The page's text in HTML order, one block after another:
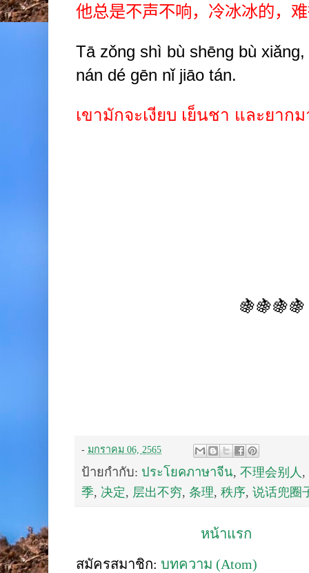
他总是不声不响，冷冰冰的，
Tā zǒng shì bù shēng bù
nán dé gēn nǐ jiāo tán.
เขามักจะเงียบ เย็นชา และยา
🍇🍇🍇🍇
- มกราคม 06, 2565
ป้ายกำกับ: ประโยคภาษาจีน, 不理会别人 ,
季, 决定, 层出不穷, 条理, 秩序, 说话兜圈
หน้าแรก
สมัครสมาชิก: บทความ (Atom)